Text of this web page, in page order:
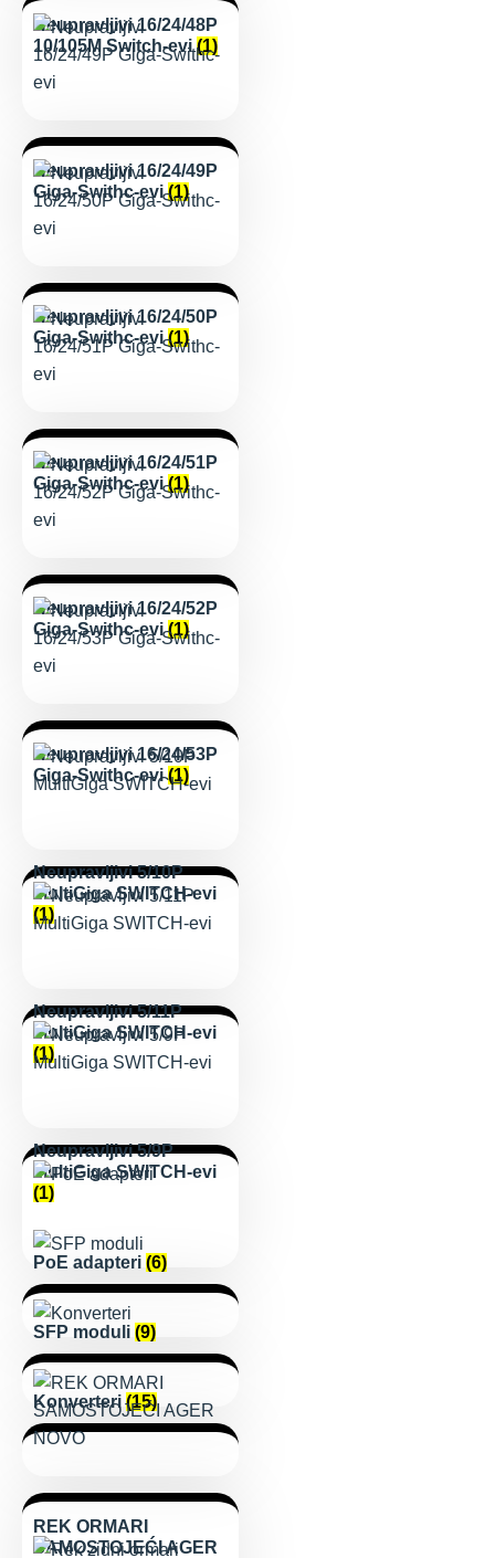
Neupravljivi 16/24/48P
10/105M Switch-evi(1)
Neupravljivi 16/24/49P
Giga-Swithc-evi(1)
Neupravljivi 16/24/50P
Giga-Swithc-evi(1)
Neupravljivi 16/24/51P
Giga-Swithc-evi(1)
Neupravljivi 16/24/52P
Giga-Swithc-evi(1)
Neupravljivi 16/24/53P
Giga-Swithc-evi(1)
Neupravljivi 5/10P
MultiGiga SWITCH-evi
(1)
Neupravljivi 5/11P
MultiGiga SWITCH-evi
(1)
Neupravljivi 5/9P
MultiGiga SWITCH-evi
(1)
PoE adapteri (6)
SFP moduli (9)
Konverteri(15)
REK ORMARI
SAMOSTOJEĆI AGER